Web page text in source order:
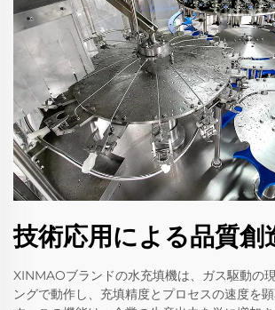
技術応用による品質創
XINMAOブランドの水充填機は、ガス駆動の
ングで動作し、充填精度とプロセスの速度を